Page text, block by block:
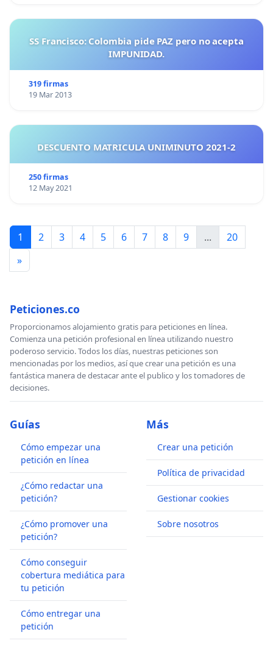
SS Francisco: Colombia pide PAZ pero no acepta
IMPUNIDAD.
319 firmas
19 Mar 2013
DESCUENTO MATRICULA UNIMINUTO 2021-2
250 firmas
12 May 2021
1 2 3 4 5 6 7 8 9 ...
20
»
Peticiones.co
Proporcionamos alojamiento gratis para peticiones en línea.
Comienza una petición profesional en línea utilizando nuestro
poderoso servicio. Todos los días, nuestras peticiones son
mencionadas por los medios, así que crear una petición es una
fantástica manera de destacar ante el publico y los tomadores de
decisiones.
Guías
Cómo empezar una
petición en línea
¿Cómo redactar una
petición?
¿Cómo promover una
petición?
Cómo conseguir
cobertura mediática para
tu petición
Cómo entregar una
petición
Más
Crear una petición
Política de privacidad
Gestionar cookies
Sobre nosotros